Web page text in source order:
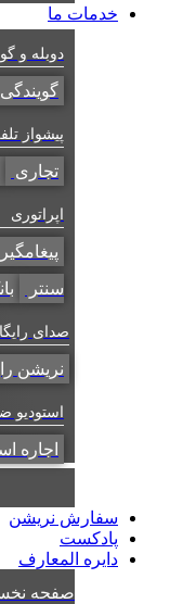
خدمات ما
دوبله و
گویندگی
پیشواز
تجاری
اپراتوری
سنتر
صدای
نریشن
استودیو
اجاره
سفارش نریشن
پادکست
دایره المعارف
صفحه